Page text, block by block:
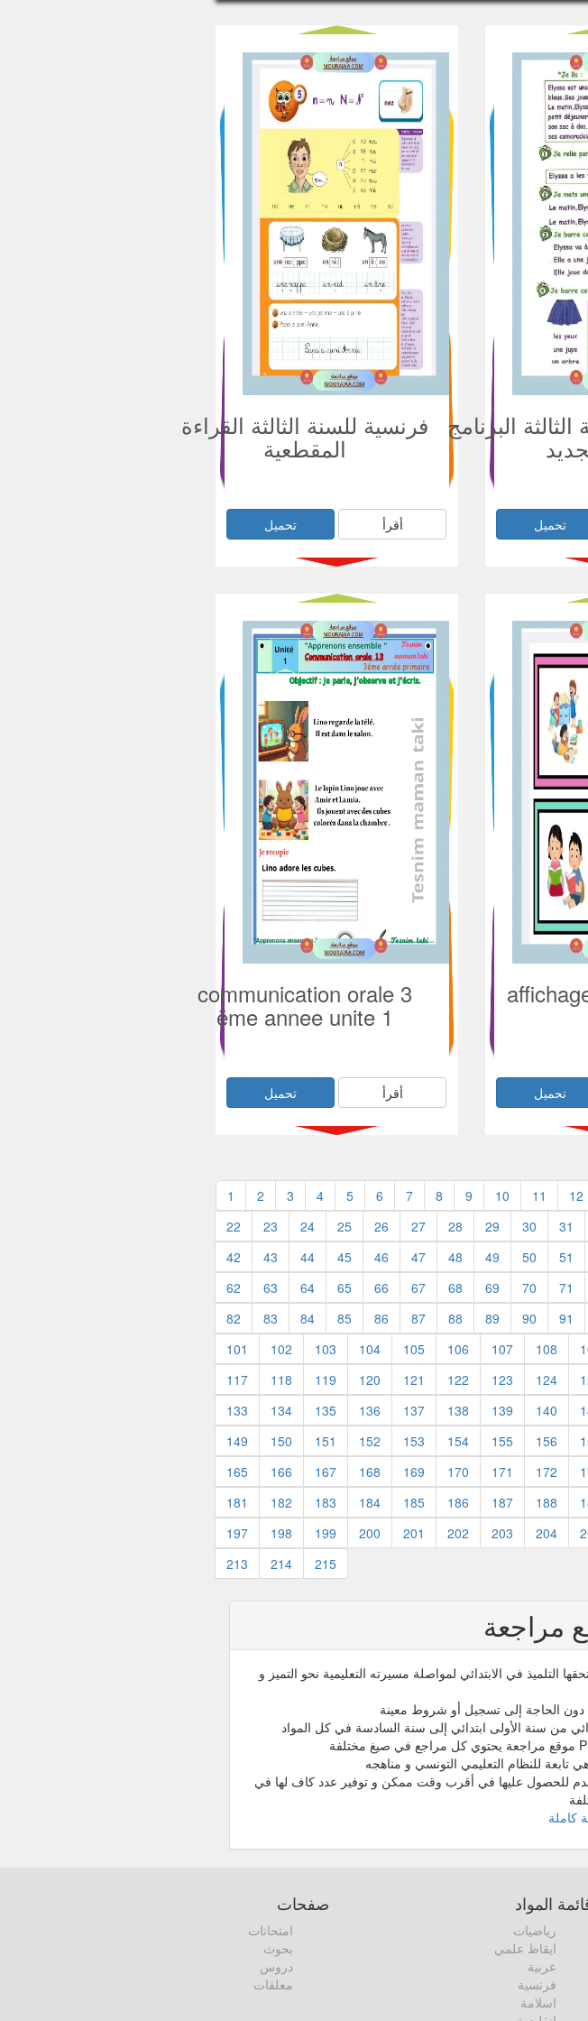
فرنسية للسنة الثالثة القراءة
المقطعية
أقرأ تحميل
البرنامج
تحميل
communication orale 3
ēme annee unite 1
أقرأ تحميل تحميل
1 2 3 4 5 6 7 8 9 10 11 12
22
23 24 25 26 27 28 29 30 31
42
43 44 45 46 47 48 49 50 51
62
63 64 65 66 67 68 69 70 71
82
83 84 85 86 87 88 89 90 91
101
102 103 104 105 106 107 108
117
118 119 120 121 122 123 124
133
134 135 136 137 138 139 140
149
150 151 152 153 154 155 156
165
166 167 168 169 170 171 172
181
182 183 184 185 186 187 188
197
198 199 200 201 202 203 204
213
214 215
مراجعة
في الابتدائي لمواصلة مسيرته التعليمية نحو التميز و
دون الحاجة إلى تسجيل أو شروط معينة
من سنة الأولى ابتدائي إلى سنة السادسة في كل المواد
للنظام التعليمي التونسي و مناهجه
للحصول عليها في أقرب وقت ممكن و توفير عدد كاف لها في
كاملة
صفحات
امتحانات
بحوث
دروس
معلقات
المواد
رياضيات
ايقاظ علمي
عربية
فرنسية
اسلامة